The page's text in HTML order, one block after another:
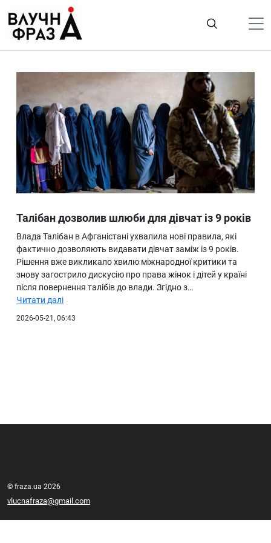
содержимому
Гроші
Життя
Лайфстайл
ТехноНаука
Людина
Ukraine
Про нас
Талібан дозволив шлюби для дівчат із 9 років
Влада Талібан в Афганістані ухвалила нові правила, які
фактично дозволяють видавати дівчат заміж із 9 років.
Рішення вже викликало хвилю міжнародної критики та
знову загострило дискусію про права жінок і дітей у країні
після повернення талібів до влади. Згідно з…
Читати далі
2026-05-21, 06:43
© fraza.ua 2026
vlucnafraza@gmail.com